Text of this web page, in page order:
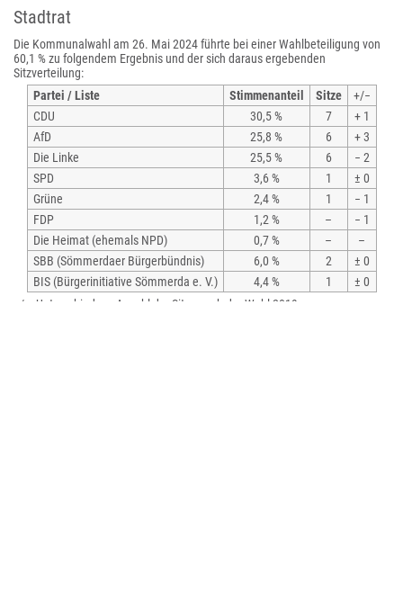
Stadtrat
Die Kommunalwahl am 26. Mai 2024 führte bei einer Wahlbeteiligung von
60,1 % zu folgendem Ergebnis und der sich daraus ergebenden
Sitzverteilung:
Partei / Liste
Stimmenanteil Sitze
+/−
CDU
30,5 % 7
+ 1
AfD
25,8 % 6
+ 3
Die Linke
25,5 % 6
− 2
SPD
3,6 % 1
± 0
Grüne
2,4 % 1
− 1
FDP
1,2 % –
− 1
Die Heimat (ehemals NPD)
0,7 % –
–
SBB (Sömmerdaer Bürgerbündnis)
6,0 % 2
± 0
BIS (Bürgerinitiative Sömmerda e. V.)
4,4 % 1
± 0
+/−: Unterschied zur Anzahl der Sitze nach der Wahl 2019